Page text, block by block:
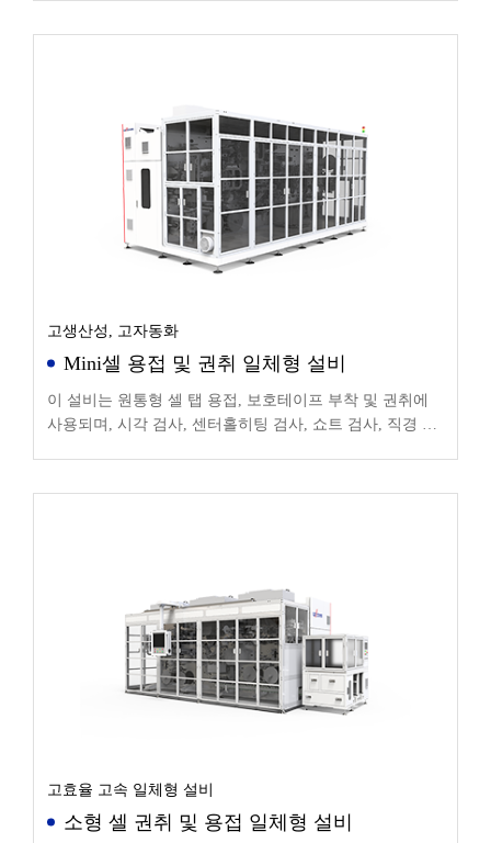
고생산성, 고자동화
Mini셀 용접 및 권취 일체형 설비
이 설비는 원통형 셀 탭 용접, 보호테이프 부착 및 권취에
사용되며, 시각 검사, 센터홀히팅 검사, 쇼트 검사, 직경 검
고효율 고속 일체형 설비
소형 셀 권취 및 용접 일체형 설비